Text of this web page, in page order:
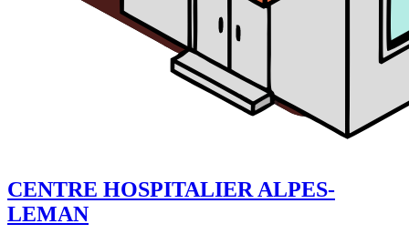
CENTRE HOSPITALIER ALPES-
LEMAN